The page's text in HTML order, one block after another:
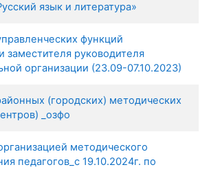
язык и литература»
функций
заместителя руководителя
организации (23.09-07.10.2023)
(городских) методических
_озфо
методического
педагогов_с 19.10.2024г. по